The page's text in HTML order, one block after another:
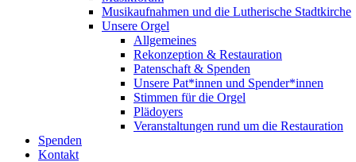
Musikaufnahmen und die Lutherische Stadtkirche
Unsere Orgel
Allgemeines
Rekonzeption & Restauration
Patenschaft & Spenden
Unsere Pat*innen und Spender*innen
Stimmen für die Orgel
Plädoyers
Veranstaltungen rund um die Restauration
Spenden
Kontakt